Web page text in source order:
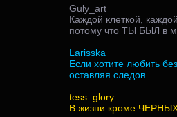
Guly_art
Каждой клеткой,
потому что ТЫ БЫЛ в
Larisska
Если хотите любить
оставляя следов...
tess_glory
В жизни кроме